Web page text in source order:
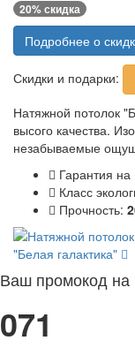
20% скидка
Подробнее о
Скидки и подарки:
Натяжной потолок
высого качества.
незабываемые
Гарантия на
Класс
Прочность:
"Белая галактика"
Ваш промокод на
071